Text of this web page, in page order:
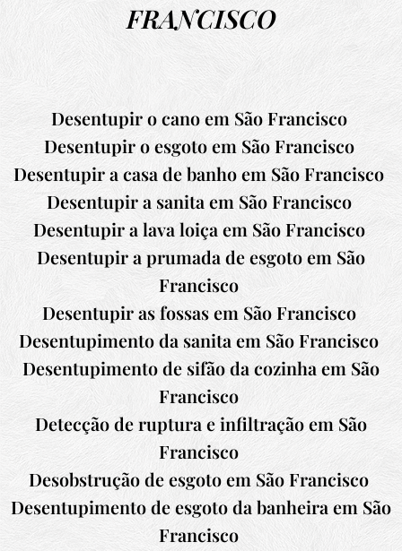
FRANCISCO
Desentupir o cano em São Francisco
Desentupir o esgoto em São Francisco
Desentupir a casa de banho em São Francisco
Desentupir a sanita em São Francisco
Desentupir a lava loiça em São Francisco
Desentupir a prumada de esgoto em São
Francisco
Desentupir as fossas em São Francisco
Desentupimento da sanita em São Francisco
Desentupimento de sifão da cozinha em São
Francisco
Detecção de ruptura e infiltração em São
Francisco
Desobstrução de esgoto em São Francisco
Desentupimento de esgoto da banheira em São
Francisco